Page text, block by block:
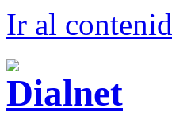
Ir al contenid